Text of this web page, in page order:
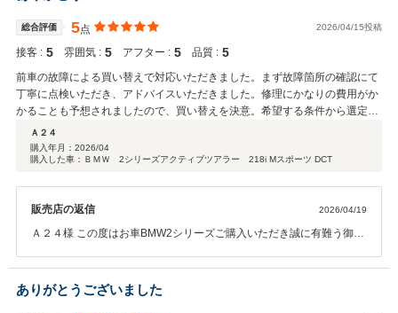
総合評価 5点 2026/04/15投稿
接客 : 5 雰囲気 : 5 アフター : 5 品質 : 5
前車の故障による買い替えで対応いただきました。まず故障箇所の確認にて
丁寧に点検いただき、アドバイスいただきました。修理にかなりの費用がか
かることも予想されましたので、買い替えを決意。希望する条件から選定い
ただきまして、今回の購入に至りました。様々な選択肢からメリット、デメ
リットなども説明いただき、満足な選定ができたと思っています。 営業担当
の方は以前に購入した際の経緯まで覚えておいていただき、丁寧にご対応い
Ａ２４
購入年月： 2026/04
購入した車：ＢＭＷ 2シリーズアクティブツアラー 218i Mスポーツ DCT
販売店の返信 2026/04/19
Ａ２４様 この度はお車BMW2シリーズご購入いただき誠に有難う御座
今後とも末永いお付き合いを何卒宜しくお願い致します。
ありがとうございました